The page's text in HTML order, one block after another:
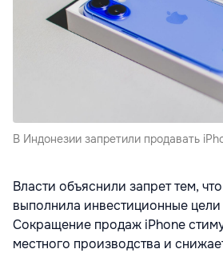
В Индонезии запретили продавать
Власти объяснили запрет тем,
выполнила инвестиционные
Сокращение продаж iPhone
местного производства и